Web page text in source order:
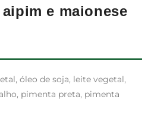
e maionese
óleo de soja, leite vegetal,
pimenta preta, pimenta